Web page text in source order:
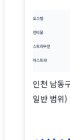
오스템
덴티움
스트라우만
아스트라
인천 남동
일반 범위)